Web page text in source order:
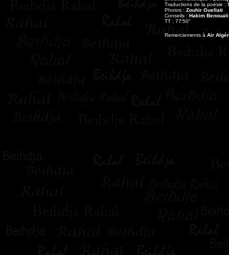
Traductions de la poésie :
Photos : Zouhir Guellati
Conseils : Hakim Benouali
TT : 77'50"
Remerciements à Air